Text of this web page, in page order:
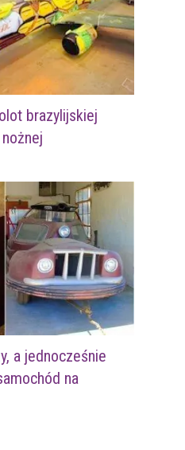
brazylijskiej
a jednocześnie
na